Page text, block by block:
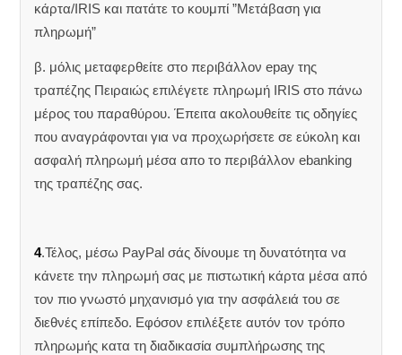
κάρτα/IRIS και πατάτε το κουμπί ”Μετάβαση για
πληρωμή”
β. μόλις μεταφερθείτε στο περιβάλλον epay της
τραπέζης Πειραιώς επιλέγετε πληρωμή IRIS στο πάνω
μέρος του παραθύρου. Έπειτα ακολουθείτε τις οδηγίες
που αναγράφονται για να προχωρήσετε σε εύκολη και
ασφαλή πληρωμή μέσα απο το περιβάλλον ebanking
της τραπέζης σας.
4.Τέλος, μέσω PayPal σάς δίνουμε τη δυνατότητα να
κάνετε την πληρωμή σας με πιστωτική κάρτα μέσα από
τον πιο γνωστό μηχανισμό για την ασφάλειά του σε
διεθνές επίπεδο. Εφόσον επιλέξετε αυτόν τον τρόπο
πληρωμής κατα τη διαδικασία συμπλήρωσης της